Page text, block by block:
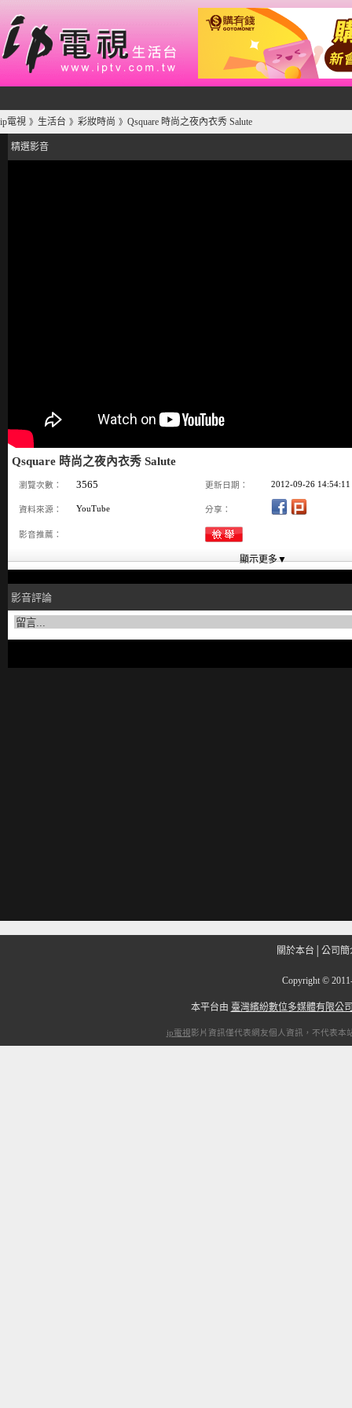
ip電視 》 生活台 》 彩妝時尚 》 Qsquare 時尚之夜內衣秀 Salute
精選影音
Qsquare 時尚之夜內衣秀 Salute
瀏覽次數： 3565 更新日期： 2012-09-26 14:54:11
資料來源： YouTube 分享：
影音推薦：
影音評論
關於本台 公司簡
Copyright ©
本平台由 臺灣繽紛數位多媒體有限公
ip電視影片資訊僅代表網友個人資訊，不代表本